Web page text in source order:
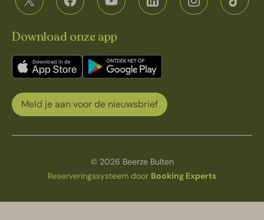
Download onze app
Meld je aan voor de nieuwsbrief
© 2026 Beerze Bulten
Reserveringssysteem door Booking Experts